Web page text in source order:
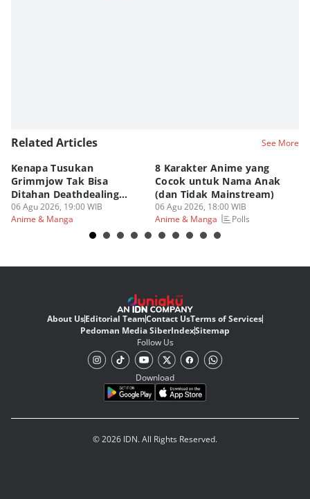
Related Articles See More
Kenapa Tusukan
Grimmjow Tak Bisa
Ditahan Deathdealing
Askin Bleach?
06 Agu 2026, 19:00 WIB
Anime & Manga
8 Karakter Anime yang
Cocok untuk Nama Anak
(dan Tidak Mainstream)
06 Agu 2026, 18:00 WIB
Anime & Manga
Polls
About UsEditorial TeamContact UsTerms of Services
Pedoman Media SiberIndexSitemap
Follow Us
Download
© 2026 IDN. All Rights Reserved.